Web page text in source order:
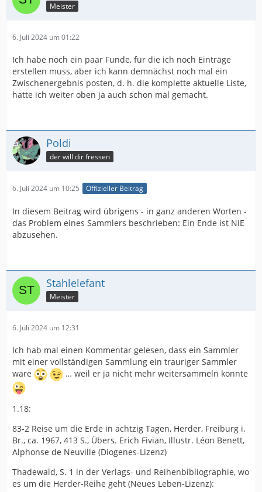
Meister
6. Juli 2024 um 01:22
Ich habe noch ein paar Funde, für die ich noch Einträge
erstellen muss, aber ich kann demnächst noch mal ein
Zwischenergebnis posten, d. h. die komplette aktuelle Liste,
hatte ich weiter oben ja auch schon mal gemacht.
Poldi
der will dir fressen
6. Juli 2024 um 10:25 Offizieller Beitrag
In diesem Beitrag wird übrigens - in ganz anderen Worten -
das Problem eines Sammlers beschrieben: Ein Ende ist NIE
abzusehen.
Stahlelefant
Meister
6. Juli 2024 um 12:31
Ich hab mal einen Kommentar gelesen, dass ein Sammler
mit einer vollständigen Sammlung ein trauriger Sammler
wäre
… weil er ja nicht mehr weitersammeln könnte
1.18:
83-2 Reise um die Erde in achtzig Tagen, Herder, Freiburg i.
Br., ca. 1967, 413 S., Übers. Erich Fivian, Illustr. Léon Benett,
Alphonse de Neuville (Diogenes-Lizenz)
Thadewald, S. 1 in der Verlags- und Reihenbibliographie, wo
es um die Herder-Reihe geht (Neues Leben-Lizenz):